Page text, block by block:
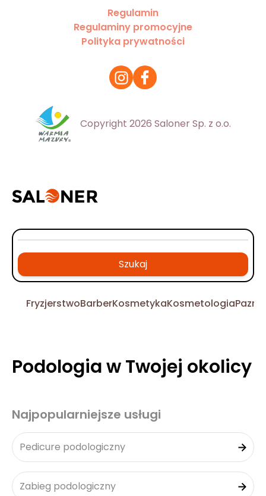
Regulamin
Regulaminy promocyjne
Polityka prywatności
Copyright 2026 Saloner Sp. z o.o.
Szukaj
FryzjerstwoBarberKosmetykaKosmetologia
Podologia w Twojej okolicy
Najpopularniejsze usługi
Pedicure podologiczny
Zabieg podologiczny